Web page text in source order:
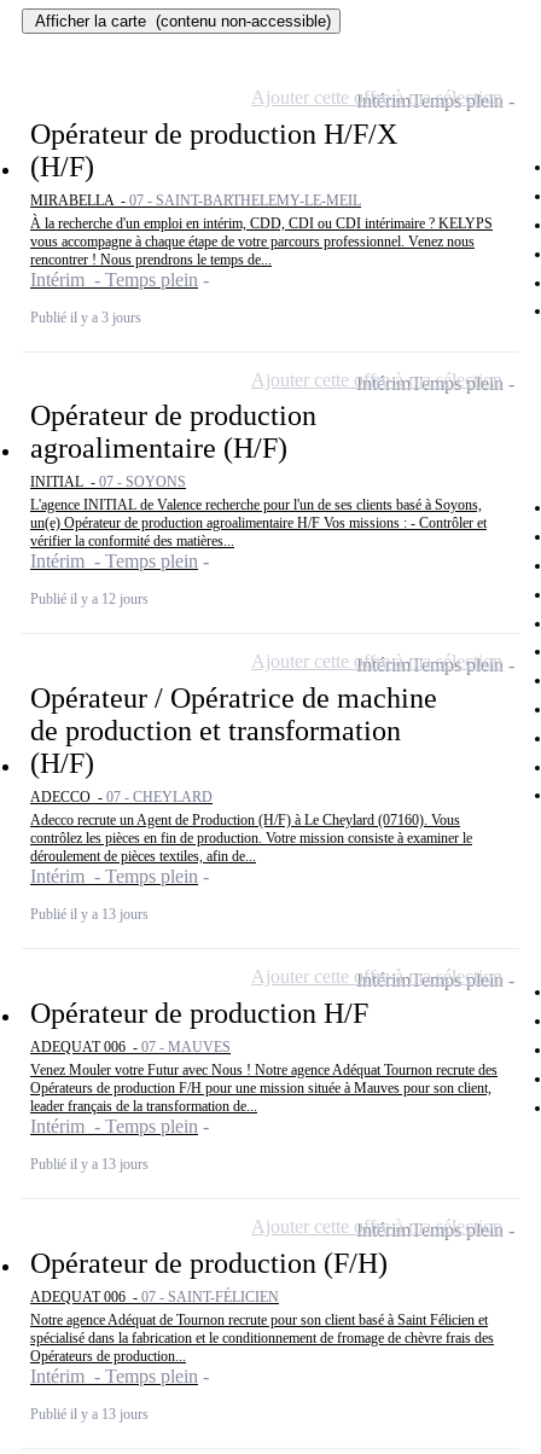
Afficher la carte (contenu non-accessible)
Opérateur de production H/F/X
(H/F)
MIRABELLA - 07 - SAINT-BARTHELEMY-LE-MEIL
À la recherche d'un emploi en intérim, CDD, CDI ou CDI intérimaire ? KELYPS
vous accompagne à chaque étape de votre parcours professionnel. Venez nous
rencontrer ! Nous prendrons le temps de...
Intérim - Temps plein
Publié il y a 3 jours
IntérimTemps plein
Ajouter cette offre à ma sélection
Opérateur de production
agroalimentaire (H/F)
INITIAL - 07 - SOYONS
L'agence INITIAL de Valence recherche pour l'un de ses clients basé à Soyons,
un(e) Opérateur de production agroalimentaire H/F Vos missions : - Contrôler et
vérifier la conformité des matières...
Intérim - Temps plein
Publié il y a 12 jours
IntérimTemps plein
Ajouter cette offre à ma sélection
Opérateur / Opératrice de machine
de production et transformation
(H/F)
ADECCO - 07 - CHEYLARD
Adecco recrute un Agent de Production (H/F) à Le Cheylard (07160). Vous
contrôlez les pièces en fin de production. Votre mission consiste à examiner le
déroulement de pièces textiles, afin de...
Intérim - Temps plein
Publié il y a 13 jours
IntérimTemps plein
Ajouter cette offre à ma sélection
Opérateur de production H/F
ADEQUAT 006 - 07 - MAUVES
Venez Mouler votre Futur avec Nous ! Notre agence Adéquat Tournon recrute des
Opérateurs de production F/H pour une mission située à Mauves pour son client,
leader français de la transformation de...
Intérim - Temps plein
Publié il y a 13 jours
IntérimTemps plein
Ajouter cette offre à ma sélection
Opérateur de production (F/H)
ADEQUAT 006 - 07 - SAINT-FÉLICIEN
Notre agence Adéquat de Tournon recrute pour son client basé à Saint Félicien et
spécialisé dans la fabrication et le conditionnement de fromage de chèvre frais des
Opérateurs de production...
Intérim - Temps plein
Publié il y a 13 jours
IntérimTemps plein
Ajouter cette offre à ma sélection